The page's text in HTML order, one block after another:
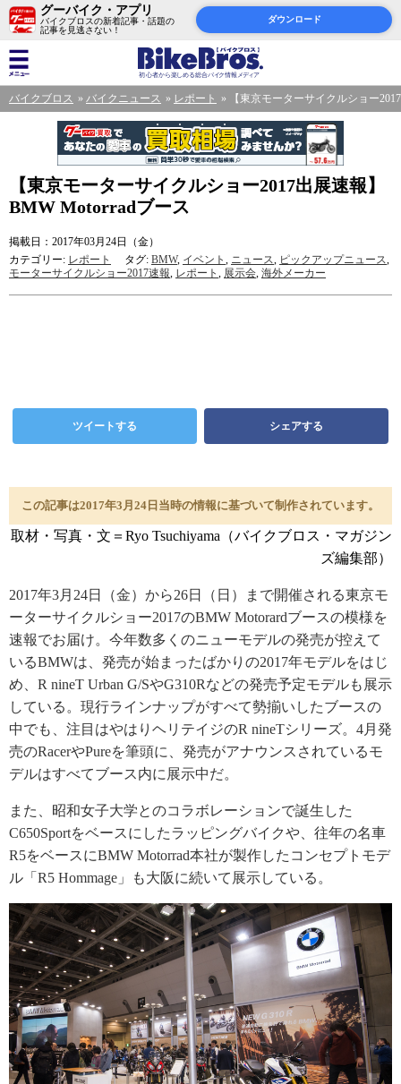
グーバイク・アプリ
バイクブロスの新着記事・話題の
記事を見逃さない！
ダウンロード
バイクブロス バイクニュース レポート 【東京モーターサイクルショー
【東京モーターサイクルショー2017出展速報】
BMW Motorradブース
掲載日：2017年03月24日（金）
カテゴリー: レポート タグ: BMW, イベント , ニュース, ピックアップニュース,
モーターサイクルショー2017速報, レポート , 展示会, 海外メーカー
ツイートする シェアする
この記事は2017年3月24日当時の情報に基づいて制作されています。
取材・写真・文＝Ryo Tsuchiyama（バイクブロス・マガジン
ズ編集部）
2017年3月24日（金）から26日（日）まで開催される東京モ
ーターサイクルショー2017のBMW Motorardブースの模様を
速報でお届け。今年数多くのニューモデルの発売が控えて
いるBMWは、発売が始まったばかりの2017年モデルをはじ
め、R nineT Urban G/SやG310Rなどの発売予定モデルも展示
している。現行ラインナップがすべて勢揃いしたブースの
中でも、注目はやはりヘリテイジのR nineTシリーズ。4月発
売のRacerやPureを筆頭に、発売がアナウンスされているモ
デルはすべてブース内に展示中だ。
また、昭和女子大学とのコラボレーションで誕生した
C650Sportをベースにしたラッピングバイクや、往年の名車
R5をベースにBMW Motorrad本社が製作したコンセプトモデ
ル「R5 Hommage」も大阪に続いて展示している。